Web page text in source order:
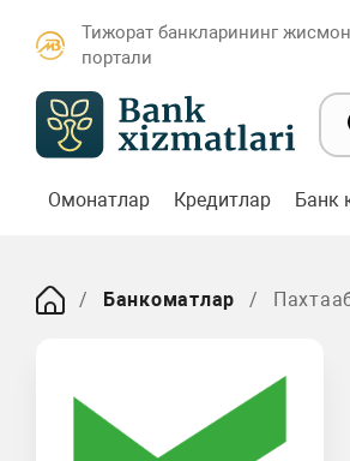
Тижорат банкларининг
портали
Омонатлар Кредитлар Банк
Банкоматлар